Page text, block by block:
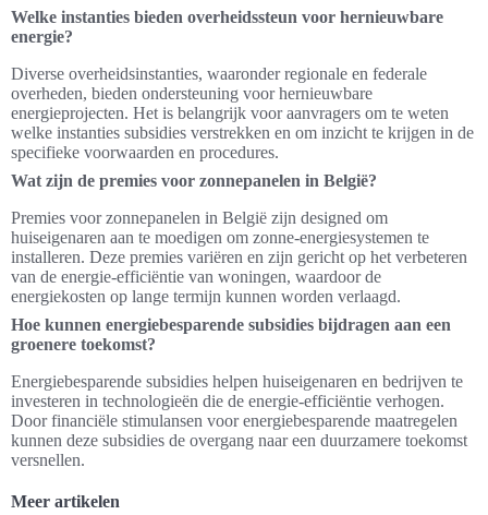
Welke instanties bieden overheidssteun voor hernieuwbare
energie?
Diverse overheidsinstanties, waaronder regionale en federale
overheden, bieden ondersteuning voor hernieuwbare
energieprojecten. Het is belangrijk voor aanvragers om te weten
welke instanties subsidies verstrekken en om inzicht te krijgen in de
specifieke voorwaarden en procedures.
Wat zijn de premies voor zonnepanelen in België?
Premies voor zonnepanelen in België zijn designed om
huiseigenaren aan te moedigen om zonne-energiesystemen te
installeren. Deze premies variëren en zijn gericht op het verbeteren
van de energie-efficiëntie van woningen, waardoor de
energiekosten op lange termijn kunnen worden verlaagd.
Hoe kunnen energiebesparende subsidies bijdragen aan een
groenere toekomst?
Energiebesparende subsidies helpen huiseigenaren en bedrijven te
investeren in technologieën die de energie-efficiëntie verhogen.
Door financiële stimulansen voor energiebesparende maatregelen
kunnen deze subsidies de overgang naar een duurzamere toekomst
versnellen.
Meer artikelen